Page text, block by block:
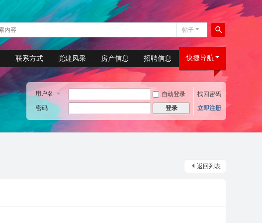
帖子
搜
索
快捷导航
联系方式 党建风采 房产信息 招聘信息
用户名 自动登录
找回密码
密码
登录 立即注册
返回列表